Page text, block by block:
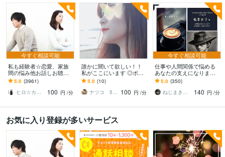
今すぐ相談可能
私も経験者☆恋愛、家族
間の悩み他お話しお聴き
します 心理カウンセラー
が恋愛・復縁・夫婦問題
等☆解決策を共有します
5.0 (3961)
ヒロ☆カウンセリング＆コンサルティング
100 円 /分
誰かに聞いて欲しい！！
私がここにいます ◎ボイ
スサンプルあり◎ゆっく
り丁寧にお話お聴きしま
す。
5.0 (10)
ナツコ 50代女性 ８月限定お値下げ中！ 100 円 /分
今すぐ相談可能
仕事や人間関係で悩める
あなたの支えになります /
ほっと一息、あたたかく
てやわらかい時間を低音
と共に
5.0 (350)
ねじまき鳥_nezimakidori
140 円 /分
お気に入り登録が多いサービス